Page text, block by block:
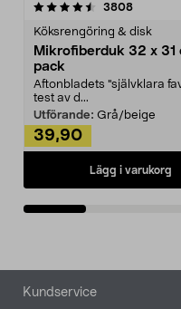
3808
Köksrengöring & disk
Mikrofiberduk 32 x 31
pack
Aftonbladets "självklara
test av d...
Utförande: Grå/beige
39,90
Lägg i varukorg
4.0av 5 stjärnor
Sidfot
Kundservice